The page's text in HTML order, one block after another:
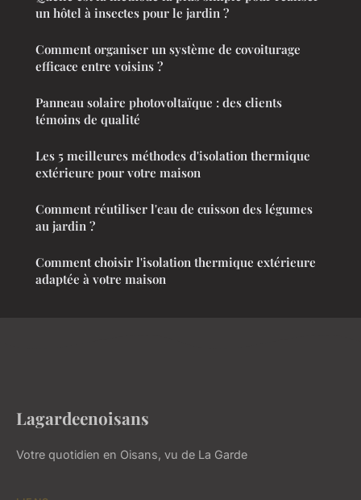
un hôtel à insectes pour le jardin ?
Comment organiser un système de covoiturage
efficace entre voisins ?
Panneau solaire photovoltaïque : des clients
témoins de qualité
Les 5 meilleures méthodes d'isolation thermique
extérieure pour votre maison
Comment réutiliser l'eau de cuisson des légumes
au jardin ?
Comment choisir l'isolation thermique extérieure
adaptée à votre maison
Lagardeenoisans
Votre quotidien en Oisans, vu de La Garde